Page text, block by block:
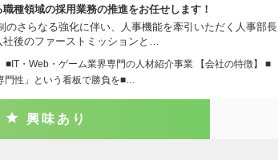
種領域の採用業務の推進をお任せします！
のさらなる強化に伴い、人事機能を牽引いただく人事部長
後のファーストミッションと…
■IT・Web・ゲーム業界専門の人材紹介事業 【会社の特徴】 ■
門性」という看板で勝負を■…
興味あり